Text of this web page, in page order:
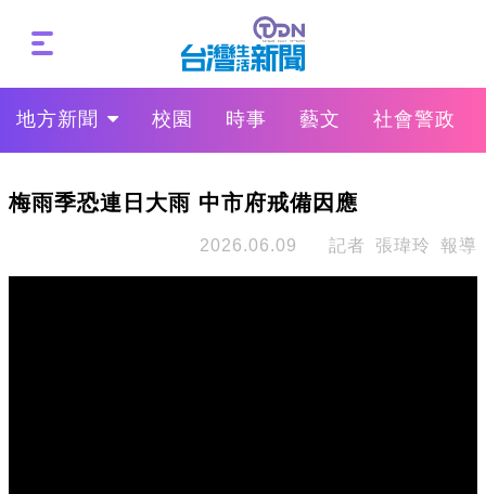
地方新聞 校園 時事 藝文 社會警政
梅雨季恐連日大雨 中市府戒備因應
2026.06.09 記者 張瑋玲 報導